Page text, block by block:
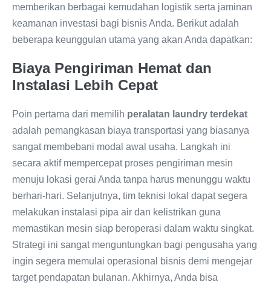
memberikan berbagai kemudahan logistik serta jaminan
keamanan investasi bagi bisnis Anda. Berikut adalah
beberapa keunggulan utama yang akan Anda dapatkan:
Biaya Pengiriman Hemat dan
Instalasi Lebih Cepat
Poin pertama dari memilih peralatan laundry terdekat
adalah pemangkasan biaya transportasi yang biasanya
sangat membebani modal awal usaha. Langkah ini
secara aktif mempercepat proses pengiriman mesin
menuju lokasi gerai Anda tanpa harus menunggu waktu
berhari-hari. Selanjutnya, tim teknisi lokal dapat segera
melakukan instalasi pipa air dan kelistrikan guna
memastikan mesin siap beroperasi dalam waktu singkat.
Strategi ini sangat menguntungkan bagi pengusaha yang
ingin segera memulai operasional bisnis demi mengejar
target pendapatan bulanan. Akhirnya, Anda bisa